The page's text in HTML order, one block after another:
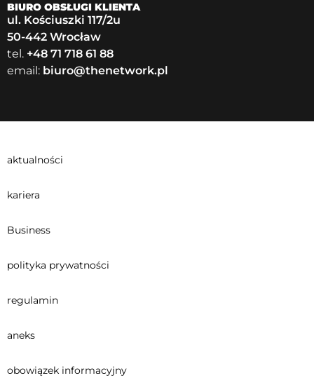
BIURO OBSŁUGI KLIENTA
ul. Kościuszki 117/2u
50-442 Wrocław
tel. +48 71 718 61 88
email: biuro@thenetwork.pl
aktualności
kariera
Business
polityka prywatności
regulamin
aneks
obowiązek informacyjny